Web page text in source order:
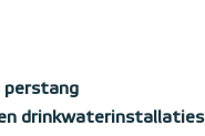
perstang
drinkwaterinstallaties